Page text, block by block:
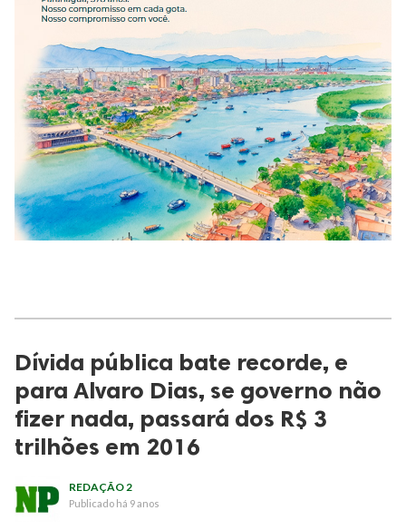
Dívida pública bate recorde, e
para Alvaro Dias, se governo não
fizer nada, passará dos R$ 3
trilhões em 2016
REDAÇÃO 2
Publicado há 9 anos